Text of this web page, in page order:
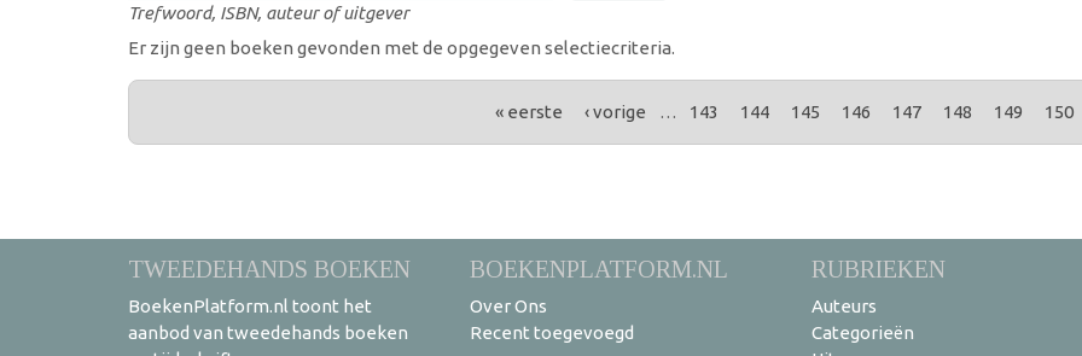
Trefwoord, ISBN, auteur of uitgever
Er zijn geen boeken gevonden met de opgegeven selectiecriteria.
PAGINA'S « eerste ‹ vorige … 143 144 145 146 147 148 149 150
TWEEDEHANDS BOEKEN
BoekenPlatform.nl toont het
aanbod van tweedehands boeken
BOEKENPLATFORM.NL
Over Ons
Recent toegevoegd
RUBRIEKEN
Auteurs
Categorieën